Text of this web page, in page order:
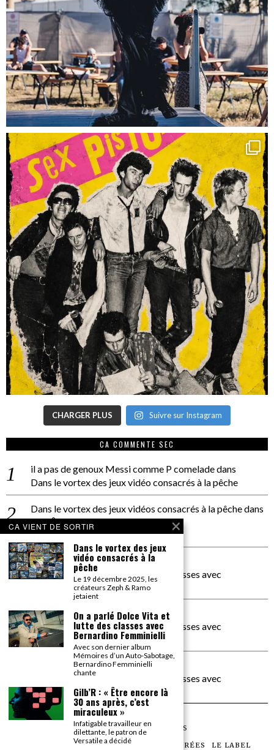
CHARGER PLUS Suivre sur Instagram
CA COMMENTE SEC
il a pas de genoux Messi comme P comeladedans
Dans le vortex des jeux vidéo consacrés à la pêche
Dans le vortex des jeux vidéos consacrés à la pêchedans
PACÔME THIELLEMENT
La séance d’Hip Gnose
La Patrie
dans
On a parlé Dolce Vita et lutte des classes avec
Bernardino Femminielli
carte noire negra à l'o tiededans
On a parlé Dolce Vita et lutte des classes avec
Bernardino Femminielli
moise et son mascarédans
On a parlé Dolce Vita et lutte des classes avec
Bernardino Femminielli
©2026TOUS DROITS RÉSERVÉS
LES ARTICLES LE MAGAZINE LES SOIRÉES LE LABEL
CA VIENT DE SORTIR
Dans le vortex des jeux
vidéo consacrés à la
pêche
Le 19 décembre 2025, les
créateurs Zeph & Ramo
jetaient
On a parlé Dolce Vita et
lutte des classes avec
Bernardino Femminielli
Avec son dernier album
Mémoires d’un Auto-Sabotage,
Bernardino Femminielli
chante
Gilb’R : « Être encore là
30 ans après, c’est
miraculeux »
Infatigable travailleur en
dilettante, le patron de
Versatile a décidé